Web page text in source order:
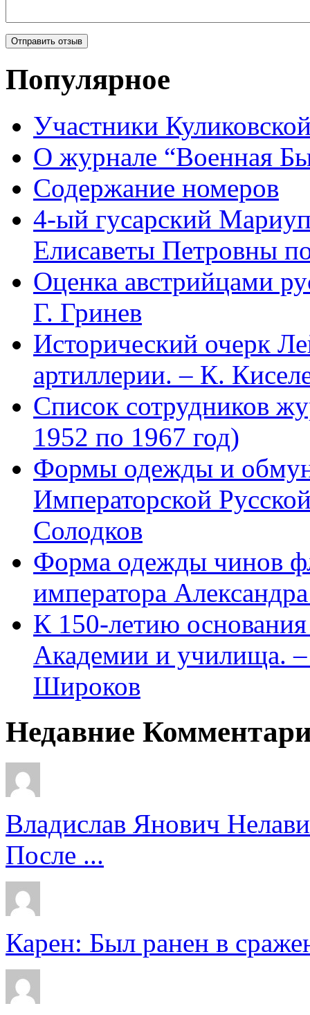
Популярное
Участники
О журнале “Военная
Содержание номеров
4-ый гусарский
Елисаветы Петровны
Оценка австрийцами
Г. Гринев
Исторический очерк
артиллерии. – К.
Список сотрудников
1952 по 1967 год)
Формы одежды и
Императорской
Солодков
Форма одежды чинов
императора
К 150-летию
Академии и училища.
Широков
Недавние
Владислав Янович
После ...
Карен: Был ранен в